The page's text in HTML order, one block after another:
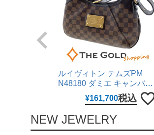
ルイヴィトン テムズPM
N48180 ダミエ キャンバス
レザー ブラウン 肩掛け ワ
ンショルダー ショルダーバ
古】
¥161,700税込
NEW JEWELRY